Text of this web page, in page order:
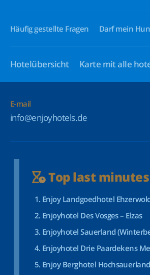
Häufig gestellte Fragen Darf mein
Hotelübersicht Karte mit alle
E-mail
info@enjoyhotels.de
Top last minutes
Enjoy Landgoedhotel
Enjoyhotel Des Vosges – Elzas
Enjoyhotel Sauerland
Enjoyhotel Drie Paardekens
Enjoy Berghotel Hochsauerland